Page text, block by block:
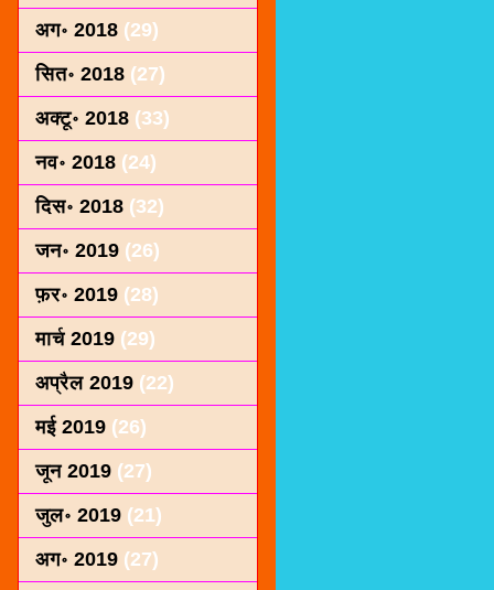
अग॰ 2018 (29)
सित॰ 2018 (27)
अक्टू॰ 2018 (33)
नव॰ 2018 (24)
दिस॰ 2018 (32)
जन॰ 2019 (26)
फ़र॰ 2019 (28)
मार्च 2019 (29)
अप्रैल 2019 (22)
मई 2019 (26)
जून 2019 (27)
जुल॰ 2019 (21)
अग॰ 2019 (27)